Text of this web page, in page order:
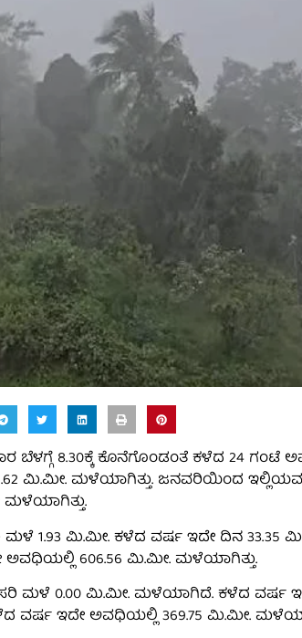
ಬೆಳಗ್ಗೆ 8.30ಕ್ಕೆ ಕೊನೆಗೊಂಡಂತೆ ಕಳೆದ 24
ಮಿ.ಮೀ. ಮಳೆಯಾಗಿತ್ತು. ಜನವರಿಯಿಂದ
ಮಳೆ 1.93 ಮಿ.ಮೀ. ಕಳೆದ ವರ್ಷ ಇದೇ ದಿನ
606.56 ಮಿ.ಮೀ. ಮಳೆಯಾಗಿತ್ತು.
ಮಳೆ 0.00 ಮಿ.ಮೀ. ಮಳೆಯಾಗಿದೆ. ಕಳೆದ ವರ್ಷ
ವರ್ಷ ಇದೇ ಅವಧಿಯಲ್ಲಿ 369.75 ಮಿ.ಮೀ.